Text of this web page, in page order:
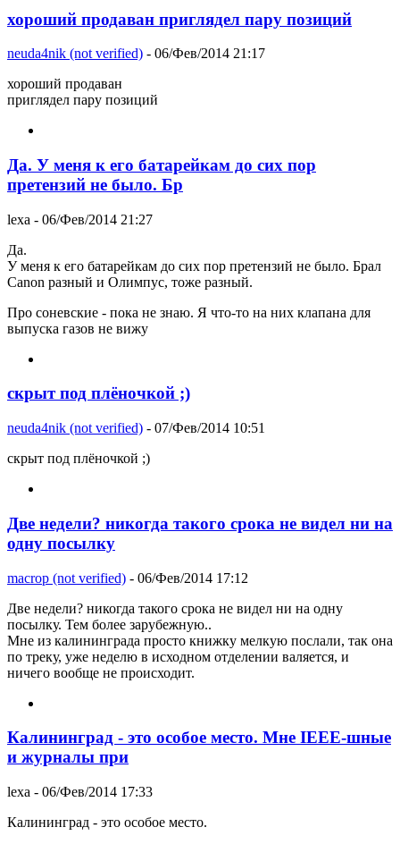
хороший продаван приглядел пару позиций
neuda4nik (not verified) - 06/Фев/2014 21:17
хороший продаван
приглядел пару позиций
Да. У меня к его батарейкам до сих пор
претензий не было. Бр
lexa - 06/Фев/2014 21:27
Да.
У меня к его батарейкам до сих пор претензий не было. Брал
Canon разный и Олимпус, тоже разный.
Про соневские - пока не знаю. Я что-то на них клапана для
выпуска газов не вижу
скрыт под плёночкой ;)
neuda4nik (not verified) - 07/Фев/2014 10:51
скрыт под плёночкой ;)
Две недели? никогда такого срока не видел ни на
одну посылку
macrop (not verified) - 06/Фев/2014 17:12
Две недели? никогда такого срока не видел ни на одну
посылку. Тем более зарубежную..
Мне из калининграда просто книжку мелкую послали, так она
по треку, уже неделю в исходном отделении валяется, и
ничего вообще не происходит.
Калининград - это особое место. Мне IEEE-шные
и журналы при
lexa - 06/Фев/2014 17:33
Калининград - это особое место.